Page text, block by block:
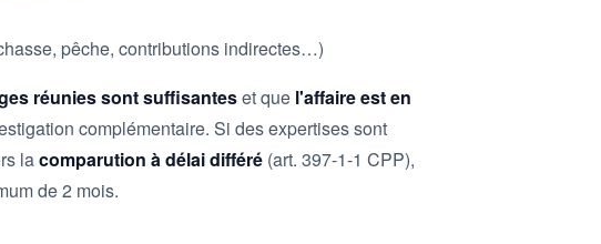
pêche, contributions indirectes…)
réunies sont suffisanteset que l'affaire est en
complémentaire. Si des expertises sont
lacomparution à délai différé (art. 397-1-1 CPP),
de 2 mois.